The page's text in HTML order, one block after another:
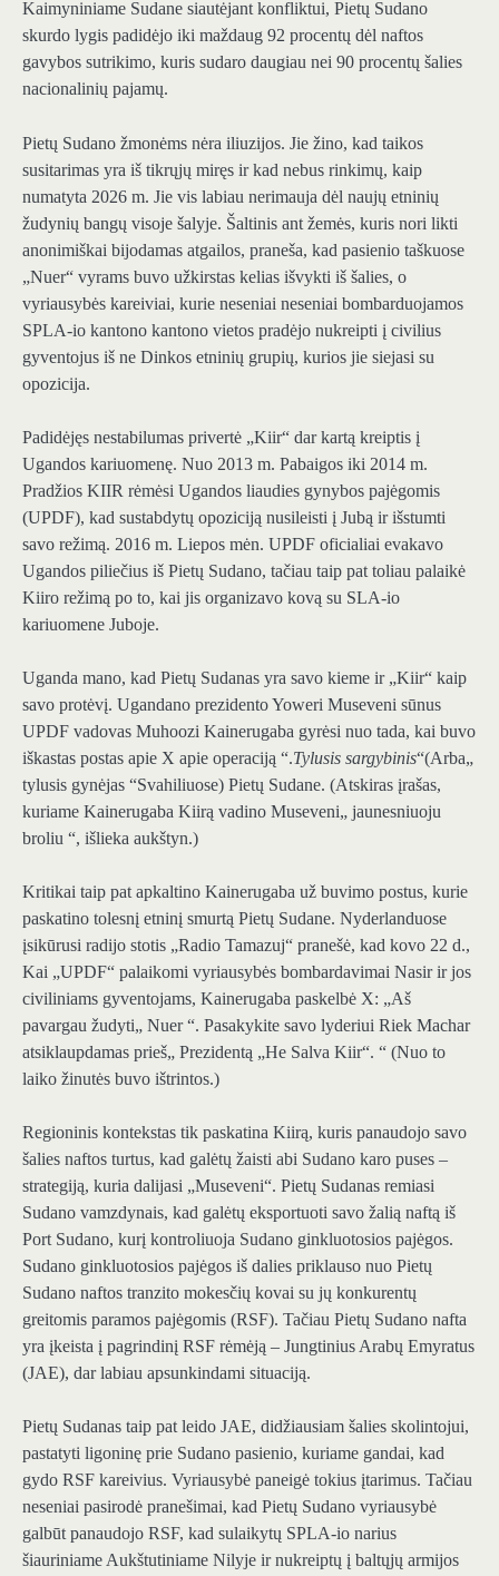
Kaimyniniame Sudane siautėjant konfliktui, Pietų Sudano
skurdo lygis padidėjo iki maždaug 92 procentų dėl naftos
gavybos sutrikimo, kuris sudaro daugiau nei 90 procentų šalies
nacionalinių pajamų.
Pietų Sudano žmonėms nėra iliuzijos. Jie žino, kad taikos
susitarimas yra iš tikrųjų miręs ir kad nebus rinkimų, kaip
numatyta 2026 m. Jie vis labiau nerimauja dėl naujų etninių
žudynių bangų visoje šalyje. Šaltinis ant žemės, kuris nori likti
anonimiškai bijodamas atgailos, praneša, kad pasienio taškuose
„Nuer“ vyrams buvo užkirstas kelias išvykti iš šalies, o
vyriausybės kareiviai, kurie neseniai neseniai bombarduojamos
SPLA-io kantono kantono vietos pradėjo nukreipti į civilius
gyventojus iš ne Dinkos etninių grupių, kurios jie siejasi su
opozicija.
Padidėjęs nestabilumas privertė „Kiir“ dar kartą kreiptis į
Ugandos kariuomenę. Nuo 2013 m. Pabaigos iki 2014 m.
Pradžios KIIR rėmėsi Ugandos liaudies gynybos pajėgomis
(UPDF), kad sustabdytų opoziciją nusileisti į Jubą ir išstumti
savo režimą. 2016 m. Liepos mėn. UPDF oficialiai evakavo
Ugandos piliečius iš Pietų Sudano, tačiau taip pat toliau palaikė
Kiiro režimą po to, kai jis organizavo kovą su SLA-io
kariuomene Juboje.
Uganda mano, kad Pietų Sudanas yra savo kieme ir „Kiir“ kaip
savo protėvį. Ugandano prezidento Yoweri Museveni sūnus
UPDF vadovas Muhoozi Kainerugaba gyrėsi nuo tada, kai buvo
iškastas postas apie X apie operaciją “.Tylusis sargybinis“(Arba„
tylusis gynėjas “Svahiliuose) Pietų Sudane. (Atskiras įrašas,
kuriame Kainerugaba Kiirą vadino Museveni„ jaunesniuoju
broliu “, išlieka aukštyn.)
Kritikai taip pat apkaltino Kainerugaba už buvimo postus, kurie
paskatino tolesnį etninį smurtą Pietų Sudane. Nyderlanduose
įsikūrusi radijo stotis „Radio Tamazuj“ pranešė, kad kovo 22 d.,
Kai „UPDF“ palaikomi vyriausybės bombardavimai Nasir ir jos
civiliniams gyventojams, Kainerugaba paskelbė X: „Aš
pavargau žudyti„ Nuer “. Pasakykite savo lyderiui Riek Machar
atsiklaupdamas prieš„ Prezidentą „He Salva Kiir“. “ (Nuo to
laiko žinutės buvo ištrintos.)
Regioninis kontekstas tik paskatina Kiirą, kuris panaudojo savo
šalies naftos turtus, kad galėtų žaisti abi Sudano karo puses –
strategiją, kuria dalijasi „Museveni“. Pietų Sudanas remiasi
Sudano vamzdynais, kad galėtų eksportuoti savo žalią naftą iš
Port Sudano, kurį kontroliuoja Sudano ginkluotosios pajėgos.
Sudano ginkluotosios pajėgos iš dalies priklauso nuo Pietų
Sudano naftos tranzito mokesčių kovai su jų konkurentų
greitomis paramos pajėgomis (RSF). Tačiau Pietų Sudano nafta
yra įkeista į pagrindinį RSF rėmėją – Jungtinius Arabų Emyratus
(JAE), dar labiau apsunkindami situaciją.
Pietų Sudanas taip pat leido JAE, didžiausiam šalies skolintojui,
pastatyti ligoninę prie Sudano pasienio, kuriame gandai, kad
gydo RSF kareivius. Vyriausybė paneigė tokius įtarimus. Tačiau
neseniai pasirodė pranešimai, kad Pietų Sudano vyriausybė
galbūt panaudojo RSF, kad sulaikytų SPLA-io narius
šiauriniame Aukštutiniame Nilyje ir nukreiptų į baltųjų armijos